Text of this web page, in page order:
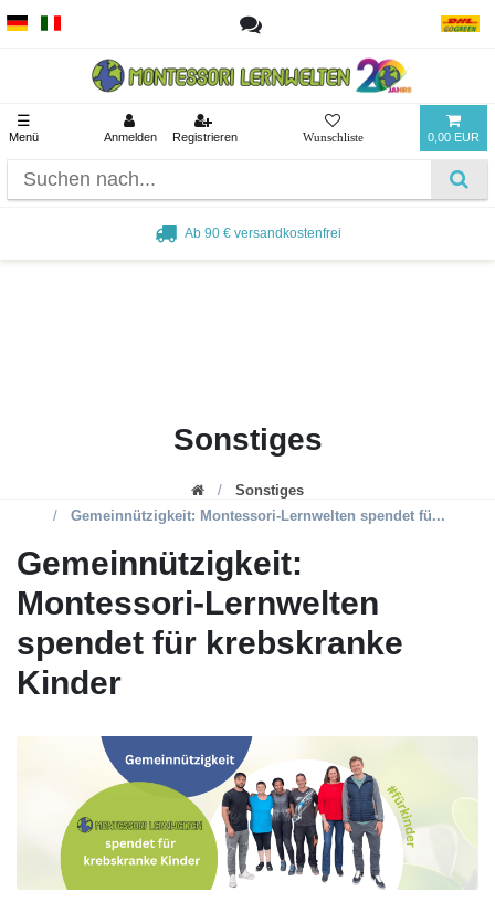
☰
Menü Anmelden Registrieren 0,00 EUR
Ab 90 € versandkostenfrei
Sonstiges
Sonstiges
Gemeinnützigkeit: Montessori-Lernwelten spendet fü...
Gemeinnützigkeit:
Montessori-Lernwelten
spendet für krebskranke
Kinder